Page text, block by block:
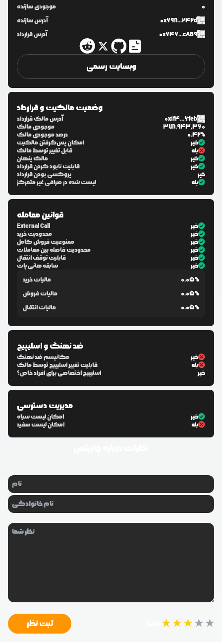
موجودی سازنده
0
آدرس سازنده
0x698...242d
آدرس قرارداد
0x646...cAB9
وبسایت رسمی
وضعیت مالکیت و قرارداد
آدرس مالک قرارداد
0x1f4...6feb
موجودی مالک
378,943,360
درصد موجودی مالک
0.42%
امکان پس‌گرفتن مالکیت
خیر
قابل تغییر توسط مالک
بله
مالک پنهان
خیر
قابلیت نابود کردن قرارداد
خیر
پروکسی بودن قرارداد
خیر
لیست شده در صرافی غیر متمرکز
بله
قوانین معامله
External Call
خیر
محدودیت خرید
خیر
ممنوعیت فروش کامل
خیر
محدودیت فاصله بین معاملات
خیر
قابلیت توقف انتقال
خیر
سابقه هانی پات
خیر
مالیات خرید
0.05%
مالیات فروش
0.05%
مالیات انتقال
0.05%
ضد نهنگ و اسلیپیج
مکانیسم ضد نهنگ
خیر
قابلیت تغییر اسلیپیج توسط مالک
بله
اسلیپیج اختصاصی برای افراد خاص؟
خیر
مدیریت دسترسی
امکان لیست سیاه
خیر
امکان لیست سفید
بله
★★★★★ ثبت نظر